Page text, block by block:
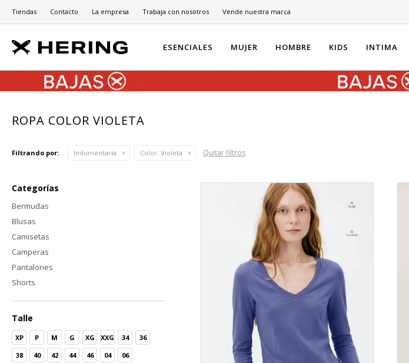
ESENCIALES MUJER HOMBRE KIDS INTIMA
Tiendas Contacto La empresa Trabaja con nosotros Vende nuestra marca
ROPA COLOR VIOLETA
Filtrando por: Indumentaria Color: Violeta Quitar filtros
Categorías
Bermudas
Blusas
Camisetas
Camperas
Pantalones
Shorts
Talle
XP P M G XG XXG 34
36
38
40 42 44 46 04 06